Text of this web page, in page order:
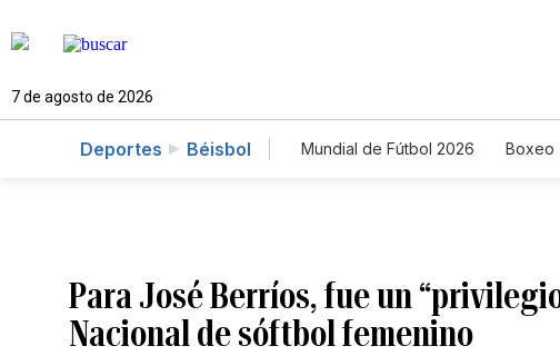
7 de agosto de 2026
Deportes Béisbol Mundial de Fútbol 2026 Boxeo
Para José Berríos, fue un
Nacional de sóftbol femenino